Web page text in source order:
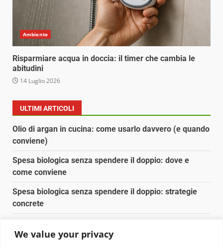
We value your privacy
Ambiente
Risparmiare acqua in doccia: il timer che cambia le
abitudini
14 Luglio 2026
ULTIMI ARTICOLI
Olio di argan in cucina: come usarlo davvero (e quando
conviene)
Spesa biologica senza spendere il doppio: dove e
come conviene
Spesa biologica senza spendere il doppio: strategie
concrete
Pulizia naturale della casa: 3 ingredienti che